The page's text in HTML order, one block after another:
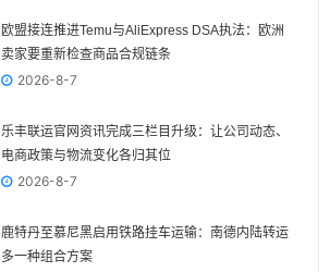
欧盟接连推进Temu与AliExpress DSA执法：欧洲
卖家要重新检查商品合规链条
2026-8-7
乐丰联运官网资讯完成三栏目升级：让公司动态、
电商政策与物流变化各归其位
2026-8-7
鹿特丹至慕尼黑启用铁路挂车运输：南德内陆转运
多一种组合方案